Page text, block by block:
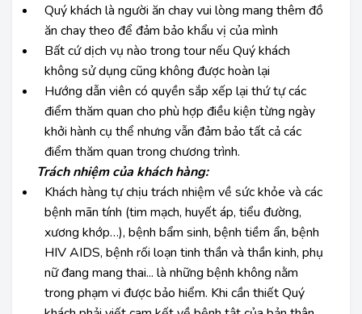
Quý khách là người ăn chay vui lòng mang thêm đồ
ăn chay theo để đảm bảo khẩu vị của mình
Bất cứ dịch vụ nào trong tour nếu Quý khách
không sử dụng cũng không được hoàn lại
Hướng dẫn viên có quyền sắp xếp lại thứ tự các
điểm thăm quan cho phù hợp điều kiện từng ngày
khởi hành cụ thể nhưng vẫn đảm bảo tất cả các
điểm thăm quan trong chương trình.
Trách nhiệm của khách hàng:
Khách hàng tự chịu trách nhiệm về sức khỏe và các
bệnh mãn tính (tim mạch, huyết áp, tiểu đường,
xương khớp…), bệnh bẩm sinh, bệnh tiềm ẩn, bệnh
HIV AIDS, bệnh rối loạn tinh thần và thần kinh, phụ
nữ đang mang thai... là những bệnh không nằm
trong phạm vi được bảo hiểm. Khi cần thiết Quý